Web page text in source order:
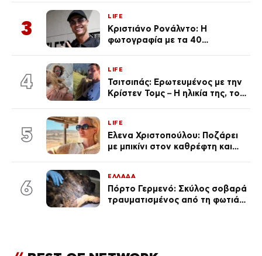
3
LIFE
Κριστιάνο Ρονάλντο: Η
φωτογραφία με τα 40
εκ. likes
4
LIFE
Τσιτσιπάς: Ερωτευμένος με την
Κρίστεν Τομς – Η ηλικία της, το
5
LIFE
Έλενα Χριστοπούλου: Ποζάρει
με μπικίνι στον καθρέφτη και
καθεμία…» (Βίντεο)
6
ΕΛΛΑΔΑ
Πόρτο Γερμενό: Σκύλος σοβαρά
τραυματισμένος από τη φωτιά